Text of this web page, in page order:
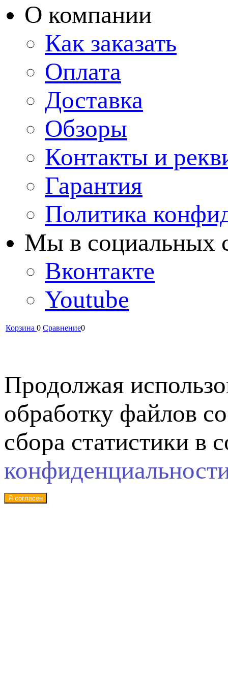
О компании
Как заказать
Оплата
Доставка
Обзоры
Контакты и
Гарантия
Политика
Мы в cоциальных
Вконтакте
Youtube
Корзина 0 Сравнение0
Продолжая
обработку файлов
сбора статистики в
Я согласен